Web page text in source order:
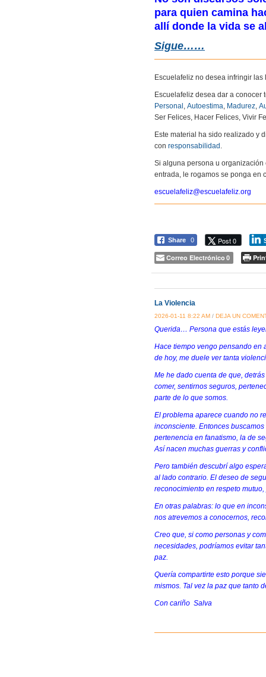
para quien camina
allí donde la vida se
Sigue……
Escuelafeliz no desea infringir
Escuelafeliz desea dar a
Personal , Autoestima, Madurez,
Ser Felices, Hacer Felices, Vivir
Este material ha sido realizado y
con responsabilidad .
Si alguna persona u
entrada, le rogamos se ponga en
escuelafeliz@escuelafeliz.org
Share 0 Post 0
Correo Electrónico 0
La Violencia
2026-01-11 8:22 AM / DEJA UN
Querida… Persona que estás
Hace tiempo vengo pensando en
de hoy, me duele ver tanta
Me he dado cuenta de que,
comer, sentirnos seguros,
parte de lo que somos.
El problema aparece cuando no
inconsciente. Entonces
pertenencia en fanatismo, la de
Así nacen muchas guerras y
Pero también descubrí algo
al lado contrario. El deseo de
reconocimiento en respeto
En otras palabras: lo que en
nos atrevemos a conocernos,
Creo que, si como personas y
necesidades, podríamos evitar
paz.
Quería compartirte esto porque
mismos. Tal vez la paz que tanto
Con cariño Salva